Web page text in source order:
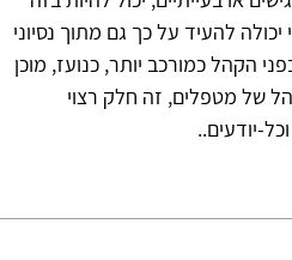
להעיד על כך גם מתוך נסיוני
הקהל כמורכב יותר, כנועז, מוכן
של מטפלים, זה חלק רצוי
יודעים..